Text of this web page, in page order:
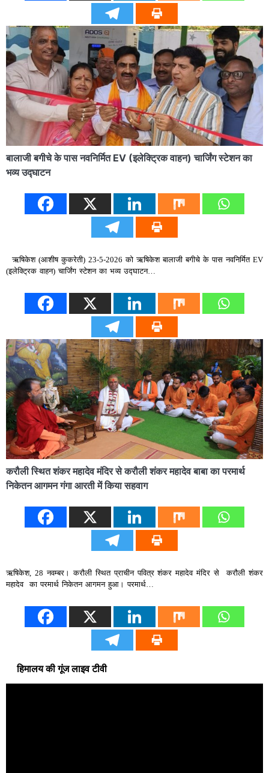
बालाजी बगीचे के पास नवनिर्मित EV (इलेक्ट्रिक वाहन) चार्जिंग स्टेशन का
भव्य उद्घाटन
ऋषिकेश (आशीष कुकरेती) 23-5-2026 को ऋषिकेश बालाजी बगीचे के पास नवनिर्मित EV
(इलेक्ट्रिक वाहन) चार्जिंग स्टेशन का भव्य उद्घाटन…
करौली स्थित शंकर महादेव मंदिर से करौली शंकर महादेव बाबा का परमार्थ
निकेतन आगमन गंगा आरती में किया सहवाग
ऋषिकेश, 28 नवम्बर। करौली स्थित प्राचीन पवित्र शंकर महादेव मंदिर से करौली शंकर
महादेव का परमार्थ निकेतन आगमन हुआ। परमार्थ…
हिमालय की गूंज लाइव टीवी